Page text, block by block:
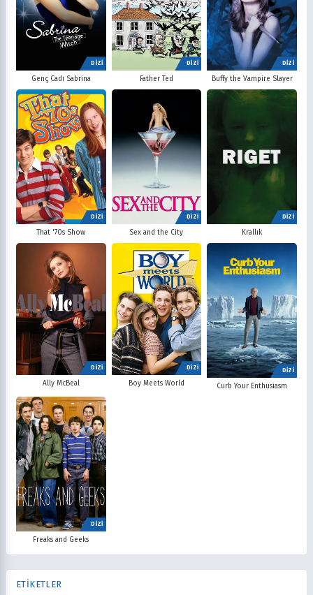
DİZİ
Genç Cadı Sabrina
DİZİ
Father Ted
DİZİ
Buffy the Vampire Slayer
DİZİ
That '70s Show
DİZİ
Sex and the City
DİZİ
Krallık
DİZİ
Ally McBeal
DİZİ
Boy Meets World
DİZİ
Curb Your Enthusiasm
DİZİ
Freaks and Geeks
ETİKETLER